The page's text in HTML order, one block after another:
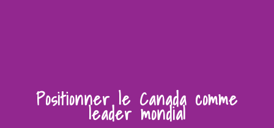
Positionner le Canada comme
leader mondial